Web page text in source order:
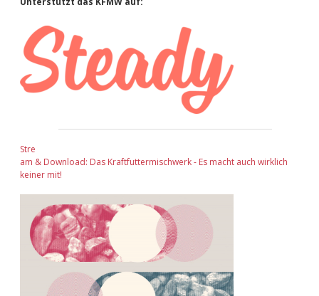
Sidebar
Stre
am & Download: Das Kraftfuttermischwerk - Es macht auch wirklich
keiner mit!